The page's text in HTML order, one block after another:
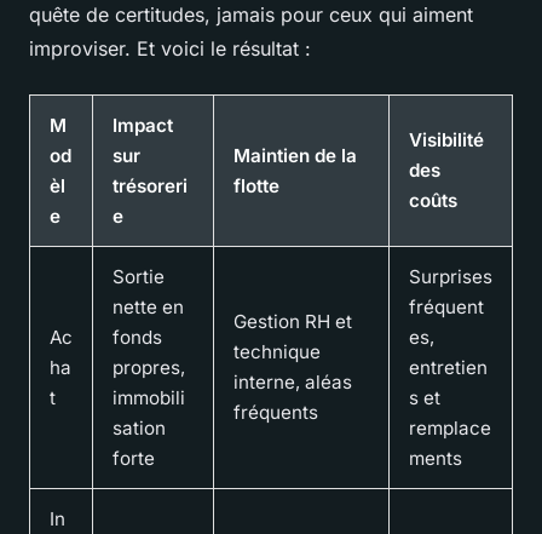
quête de certitudes, jamais pour ceux qui aiment
improviser. Et voici le résultat :
M
od
èl
e
Impact
sur
trésoreri
e
Maintien de la
flotte
Visibilité
des
coûts
Ac
ha
t
Sortie
nette en
fonds
propres,
immobili
sation
forte
Gestion RH et
technique
interne, aléas
fréquents
Surprises
fréquent
es,
entretien
s et
remplace
ments
In